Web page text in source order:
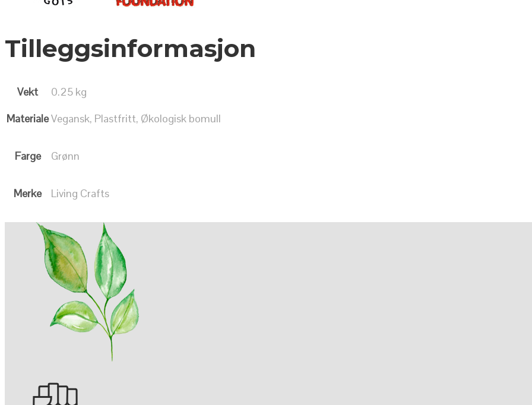
Tilleggsinformasjon
Vekt
0.25 kg
MaterialeVegansk, Plastfritt, Økologisk bomull
Farge Grønn
Merke Living Crafts